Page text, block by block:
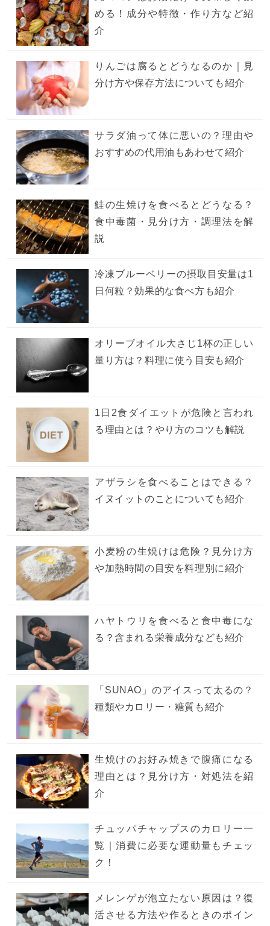
める！成分や特徴・作り方など紹
介
りんごは腐るとどうなるのか｜見
分け方や保存方法についても紹介
サラダ油って体に悪いの？理由や
おすすめの代用油もあわせて紹介
鮭の生焼けを食べるとどうなる？
食中毒菌・見分け方・調理法を解
説
冷凍ブルーベリーの摂取目安量は1
日何粒？効果的な食べ方も紹介
オリーブオイル大さじ1杯の正しい
量り方は？料理に使う目安も紹介
1日2食ダイエットが危険と言われ
る理由とは？やり方のコツも解説
アザラシを食べることはできる？
イヌイットのことについても紹介
小麦粉の生焼けは危険？見分け方
や加熱時間の目安を料理別に紹介
ハヤトウリを食べると食中毒にな
る？含まれる栄養成分なども紹介
「SUNAO」のアイスって太るの？
種類やカロリー・糖質も紹介
生焼けのお好み焼きで腹痛になる
理由とは？見分け方・対処法を紹
介
チュッパチャップスのカロリー一
覧｜消費に必要な運動量もチェッ
ク！
メレンゲが泡立たない原因は？復
活させる方法や作るときのポイン